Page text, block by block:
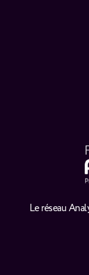
Le réseau